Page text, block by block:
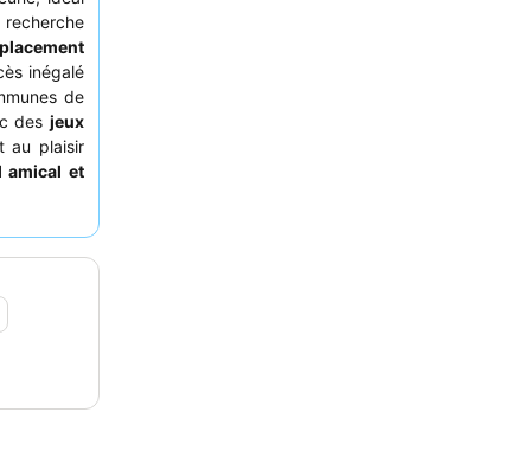
recherche
inégalé
de
desjeux
au plaisir
amical et
une